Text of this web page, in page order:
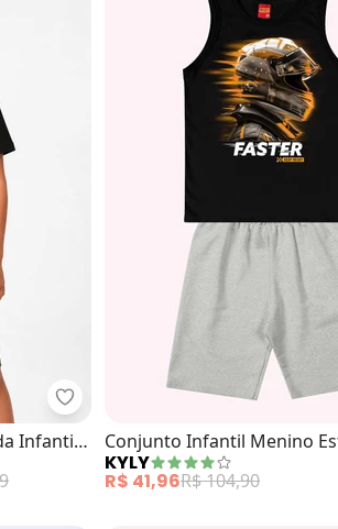
Skaterboard (Bege)
Trick Nick - Conjunto Camiseta
Infantil
Conjunto Infantil Menino
(Preto)
KYLY
R$ 41,96R$ 104,90